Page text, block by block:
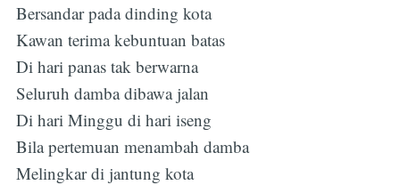
Bersandar pada dinding kota
Kawan terima kebuntuan batas
Di hari panas tak berwarna
Seluruh damba dibawa jalan
Di hari Minggu di hari iseng
Bila pertemuan menambah damba
Melingkar di jantung kota